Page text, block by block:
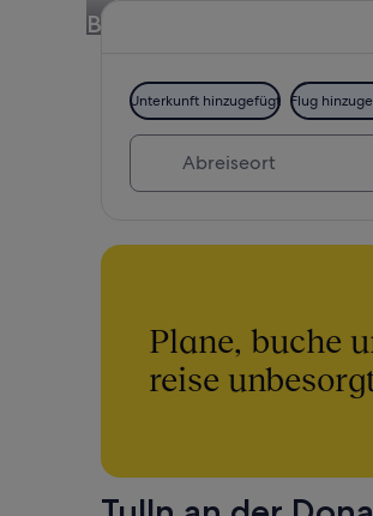
Buche ein Hotel + Flug
Unterkunft hinzugefügt Flug
Plane, buche
reise